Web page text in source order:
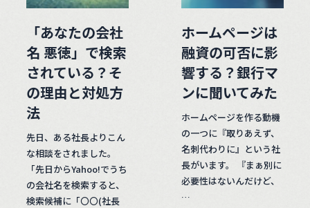
「あなたの会社
名 悪徳」で検索
されている？そ
の理由と対処方
法
先日、ある社長よりこん
な相談をされました。
「先日からYahoo!でうち
の会社名を検索すると、
検索候補に「〇〇(社長
ホームページは
融資の可否に影
響する？銀行マ
ンに聞いてみた
ホームページを作る動機
の一つに『取りあえず、
名刺代わりに』という社
長がいます。 『まぁ別に
必要性はないんだけど、
…